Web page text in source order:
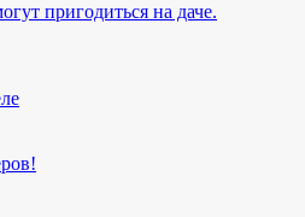
пригодиться на даче.